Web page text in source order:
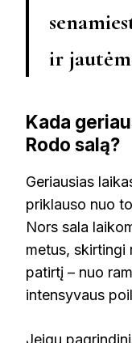
ir
Kada
Rodo salą?
Geriausias
priklauso nuo
Nors sala
metus, skirtingi
patirtį – nuo
intensyvaus
Jeigu